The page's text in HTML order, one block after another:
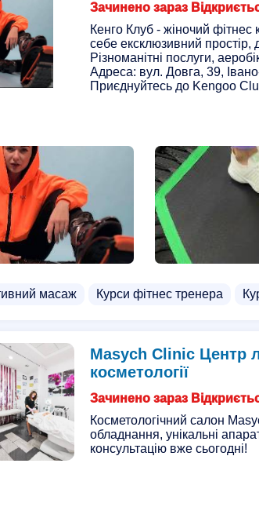
Зачинено зараз
Кенго Клуб - жіночий фітнес
себе ексклюзивний простір,
Різноманітні послуги,
Адреса: вул. Довга, 39,
Приєднуйтесь до Kengoo
масаж Курси фітнес тренера
Masych Clinic Центр
косметології
Зачинено зараз
Косметологічний салон
обладнання, унікальні
консультацію вже сьогодні!